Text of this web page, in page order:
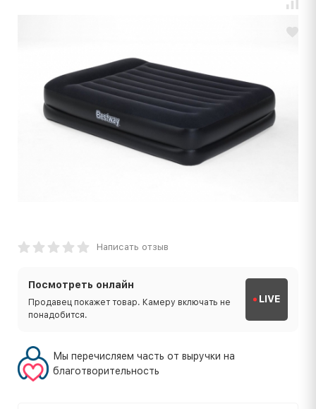
Написать отзыв
Посмотреть онлайн
Продавец покажет товар. Камеру включать не
понадобится.
LIVE
Мы перечисляем часть от выручки на
благотворительность